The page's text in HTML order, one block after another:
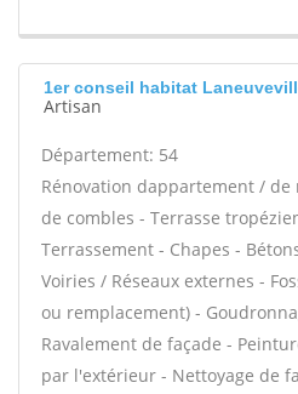
1er conseil habitat
Artisan
Département: 54
Rénovation dappartement /
de combles - Terrasse
Terrassement - Chapes -
Voiries / Réseaux externes -
ou remplacement) -
Ravalement de façade -
par l'extérieur - Nettoyage de